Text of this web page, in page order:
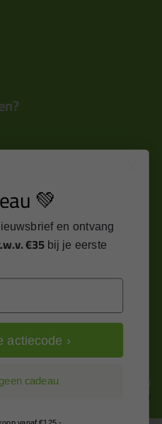
rechtstreeks in je
Alle prijzen zijn in EURO en excl. 21% BTW
wijzig naar incl. BTW
💚
en ontvang
€35 bij je eerste
actiecode ›
cadeau